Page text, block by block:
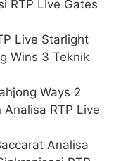
RTP Live Gates
Live Starlight
Wins 3 Teknik
Ways 2
RTP Live
Analisa